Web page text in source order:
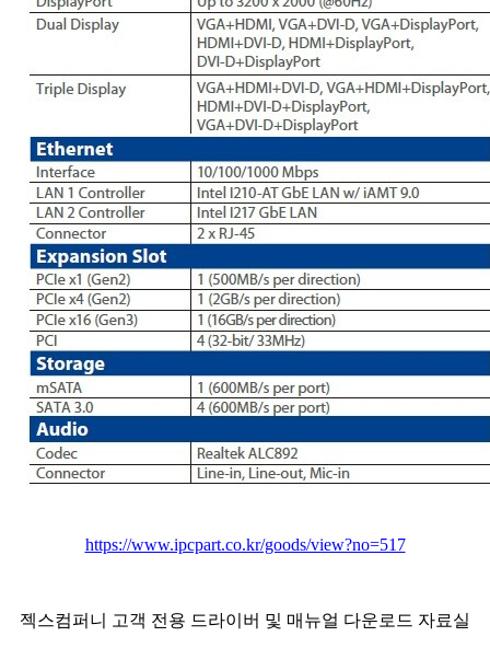
https://www.ipcpart.co.kr/goods/view?no=517
젝스컴퍼니 고객 전용 드라이버 및 매뉴얼 다운로드 자료실